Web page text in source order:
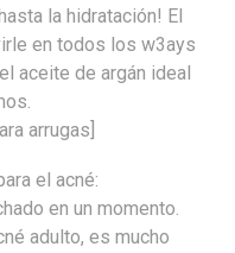
la hidratación! El
en todos los w3ays
aceite de argán ideal
arrugas]
el acné:
en un momento.
adulto, es mucho